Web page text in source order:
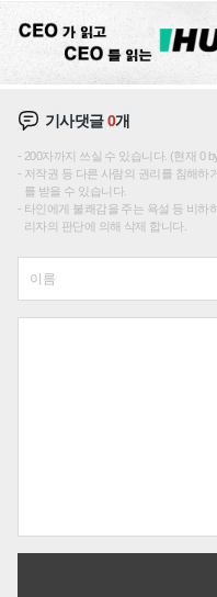
기사댓글0개
200자까지 쓰실 수 있습니다. (현재 0
저작권 등 다른 사람의 권리를 침해하
를 받을 수 있습니다.
타인에게 불쾌감을 주는 욕설 등 비하
리자의 판단에 의해 삭제 합니다.